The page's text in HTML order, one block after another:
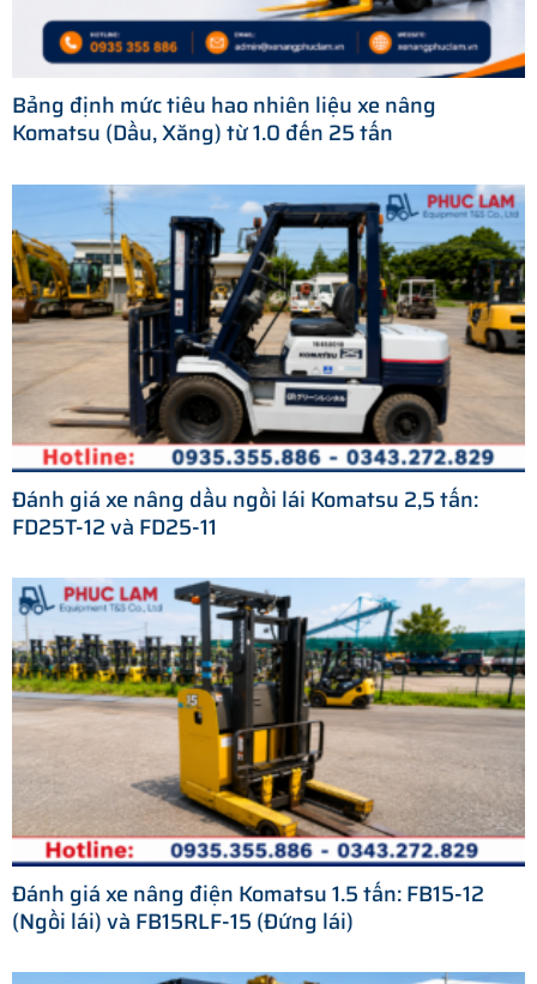
Bảng định mức tiêu hao nhiên liệu xe nâng
Komatsu (Dầu, Xăng) từ 1.0 đến 25 tấn
Đánh giá xe nâng dầu ngồi lái Komatsu 2,5 tấn:
FD25T-12 và FD25-11
Đánh giá xe nâng điện Komatsu 1.5 tấn: FB15-12
(Ngồi lái) và FB15RLF-15 (Đứng lái)